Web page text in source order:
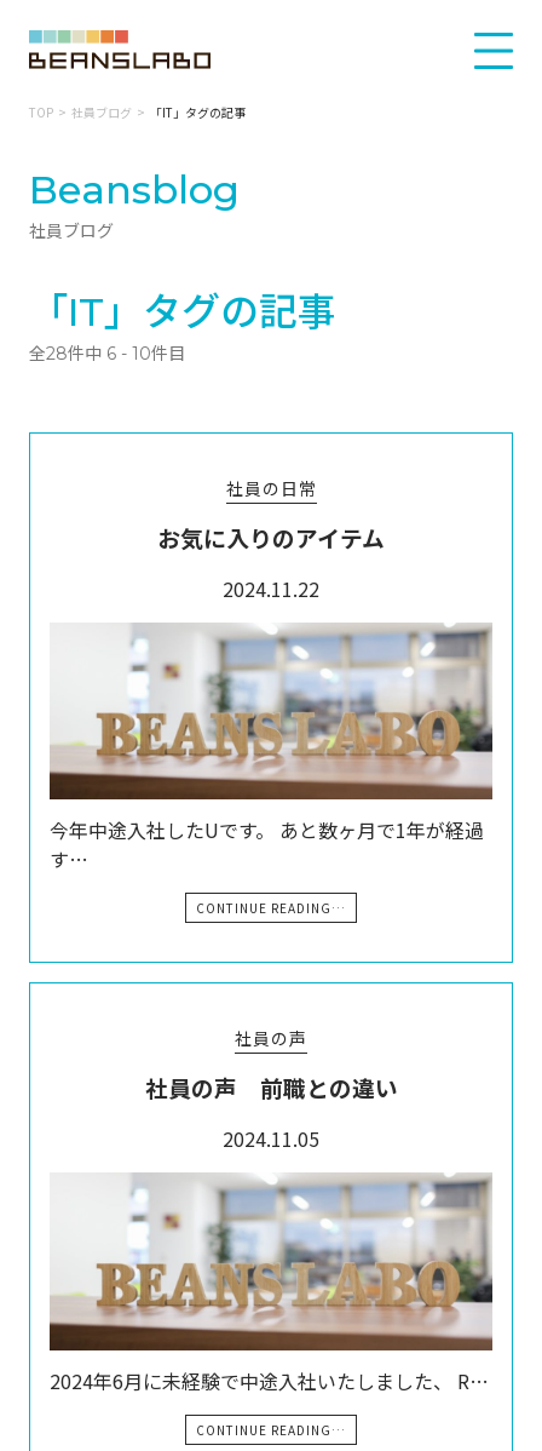
TOP 社員ブログ 「IT」タグの記事
Beansblog
社員ブログ
「IT」タグの記事
全28件中 6 - 10件目
社員の日常
お気に入りのアイテム
2024.11.22
今年中途入社したUです。 あと数ヶ月で1年が経過
す…
CONTINUE READING…
社員の声
社員の声 前職との違い
2024.11.05
2024年6月に未経験で中途入社いたしました、 R…
CONTINUE READING…